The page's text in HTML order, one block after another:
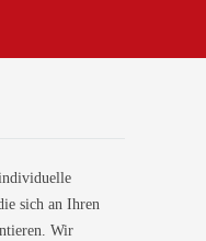
sich an Ihren
Wir